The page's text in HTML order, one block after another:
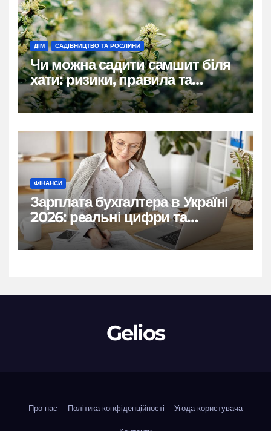
ДІМ САДІВНИЦТВО ТА РОСЛИНИ
Чи можна садити самшит біля
хати: ризики, правила та
практичні рішення
ФІНАНСИ
Зарплата бухгалтера в Україні
2026: реальні цифри та
нюанси
Gelios
Про нас Політика конфіденційності Угода користувача